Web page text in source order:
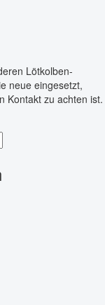
Lötkolben-
neue eingesetzt,
Kontakt zu achten ist.